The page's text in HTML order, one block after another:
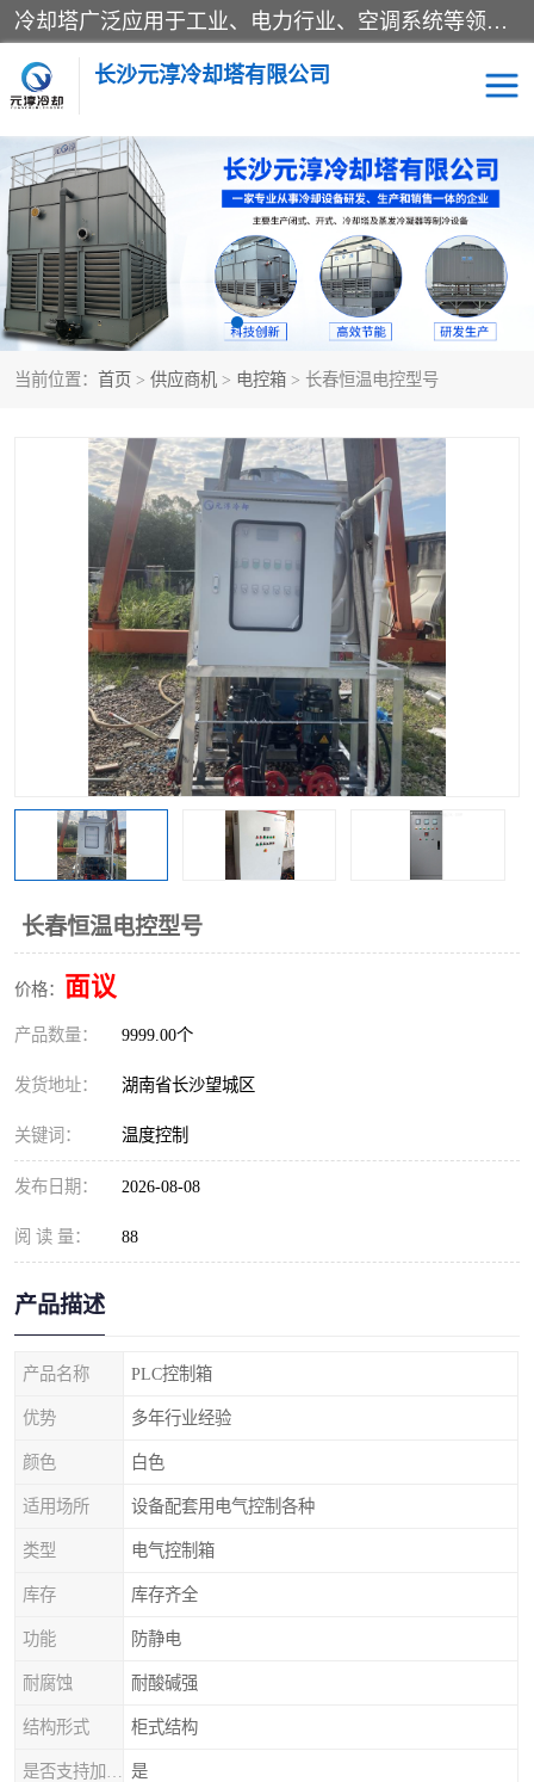
冷却塔广泛应用于工业、电力行业、空调系统等领域。在电力行业中，用于冷却发电机组的循环水；在工业生产中，如化工、冶金等行业，可降低生产过程中产生的热量；在空调系统中，为空调设备提供冷却水源
长沙元淳冷却塔有限公司
当前位置： 首页 > 供应商机 > 电控箱 > 长春恒温电控型号
长春恒温电控型号
价格： 面议
产品数量： 9999.00个
发货地址： 湖南省长沙望城区
关键词： 温度控制
发布日期： 2026-08-08
阅 读 量： 88
产品描述
产品名称 PLC控制箱
优势 多年行业经验
颜色 白色
适用场所 设备配套用电气控制各种
类型 电气控制箱
库存 库存齐全
功能 防静电
耐腐蚀 耐酸碱强
结构形式 柜式结构
是
方形开式冷却塔 圆形冷却塔
闭式冷却塔 水箱
电控箱 水泵
板式换热器